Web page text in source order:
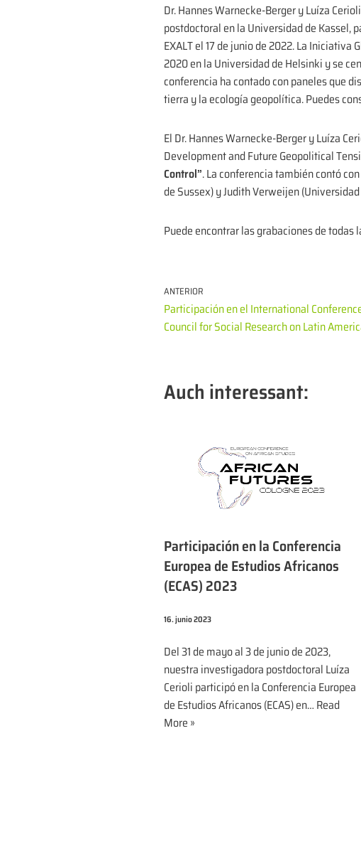
Dr. Hannes Warnecke-Berger y Luíza
postdoctoral en la Universidad de Kassel,
EXALT el 17 de junio de 2022. La
2020 en la Universidad de Helsinki y se
conferencia ha contado con paneles que
tierra y la ecología geopolítica. Puedes
El Dr. Hannes Warnecke-Berger y Luíza
Development and Future Geopolitical
Control”. La conferencia también contó
de Sussex) y Judith Verweijen
Puede encontrar las grabaciones de todas
ANTERIOR
Participación en el International
Council for Social Research on Latin
Auch interessant:
Participación en la Conferencia
Europea de Estudios Africanos
(ECAS) 2023
16. junio 2023
Del 31 de mayo al 3 de junio de 2023,
nuestra investigadora postdoctoral Luíza
Cerioli participó en la Conferencia Europea
de Estudios Africanos (ECAS) en… Read
More »